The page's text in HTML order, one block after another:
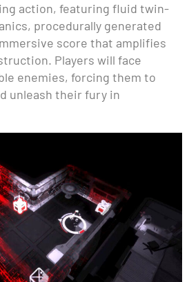
action, featuring fluid twin-
procedurally generated
score that amplifies
Players will face
enemies, forcing them to
unleash their fury in